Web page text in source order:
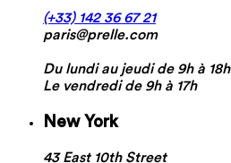
(+33) 142 36 67 21
paris@prelle.com
Du lundi au jeudi de 9h à 18h
Le vendredi de 9h à 17h
New York
43 East 10th Street